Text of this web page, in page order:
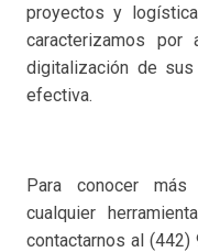
proyectos y
caracterizamos
digitalización de
efectiva.
Para conocer
cualquier
contactarnos al (442)